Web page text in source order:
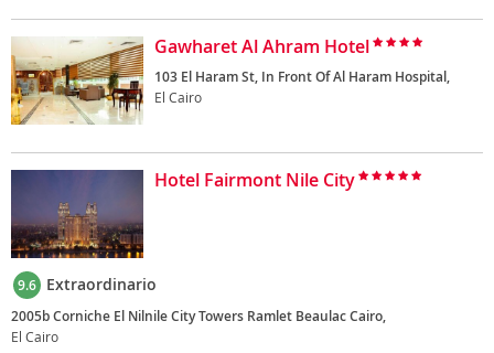
Gawharet Al Ahram Hotel
103 El Haram St, In Front Of Al Haram Hospital,
El Cairo
Hotel Fairmont Nile City
9.6 Extraordinario
2005b Corniche El Nilnile City Towers Ramlet Beaulac Cairo,
El Cairo